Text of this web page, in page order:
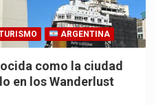
ARGENTINA
como la ciudad
en los Wanderlust